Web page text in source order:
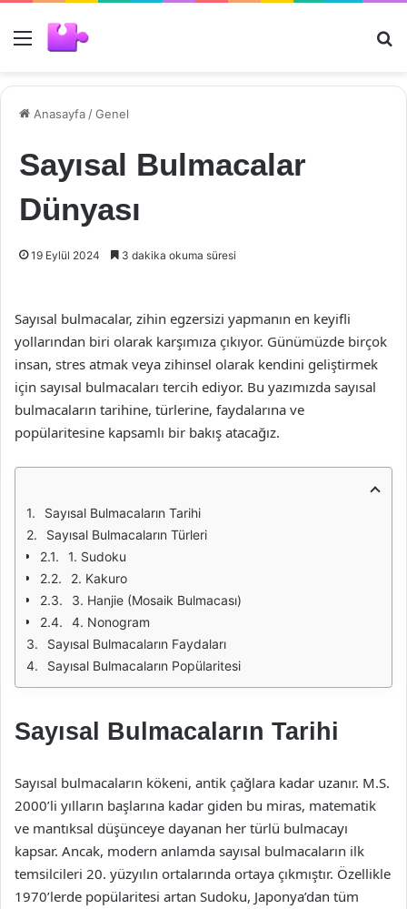
Menü
Anasayfa /Genel
Sayısal Bulmacalar
Dünyası
19 Eylül 2024 3 dakika okuma süresi
Sayısal bulmacalar, zihin egzersizi yapmanın en keyifli
yollarından biri olarak karşımıza çıkıyor. Günümüzde birçok
insan, stres atmak veya zihinsel olarak kendini geliştirmek
için sayısal bulmacaları tercih ediyor. Bu yazımızda sayısal
bulmacaların tarihine, türlerine, faydalarına ve
popülaritesine kapsamlı bir bakış atacağız.
Sayısal Bulmacaların Tarihi
Sayısal Bulmacaların Türleri
1. Sudoku
2. Kakuro
3. Hanjie (Mosaik Bulmacası)
4. Nonogram
Sayısal Bulmacaların Faydaları
Sayısal Bulmacaların Popülaritesi
Sayısal Bulmacaların Tarihi
Sayısal bulmacaların kökeni, antik çağlara kadar uzanır. M.S.
2000’li yılların başlarına kadar giden bu miras, matematik
ve mantıksal düşünceye dayanan her türlü bulmacayı
kapsar. Ancak, modern anlamda sayısal bulmacaların ilk
temsilcileri 20. yüzyılın ortalarında ortaya çıkmıştır. Özellikle
1970’lerde popülaritesi artan Sudoku, Japonya’dan tüm